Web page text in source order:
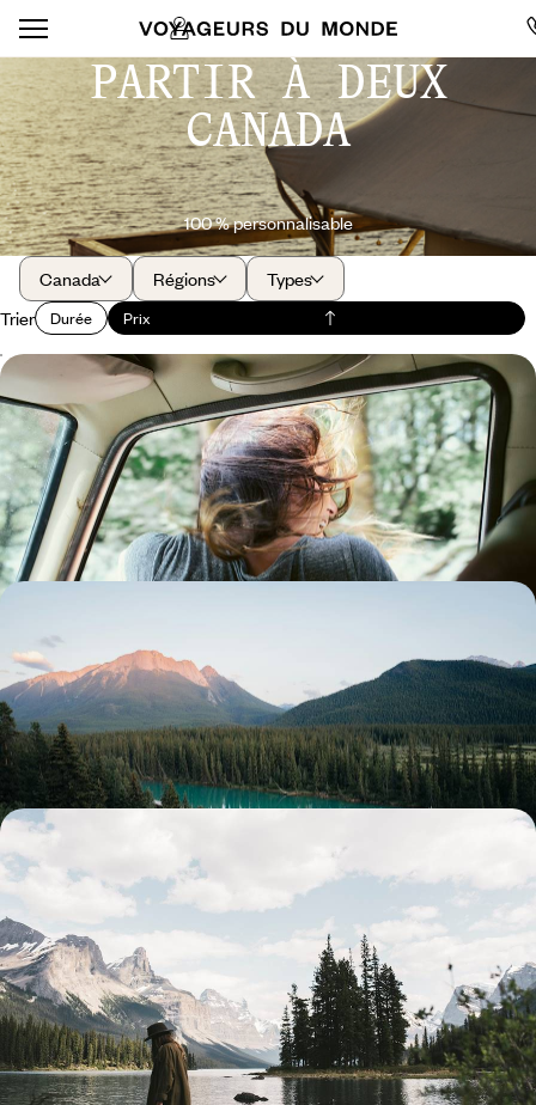
PARTIR À DEUX
CANADA
100 % personnalisable
Canada Régions
Types
Trier
Durée Prix
Yukon et Alaska - Summertime sur la dernière
frontière
Sillonner le Grand Nord américano-canadien et explorer des paysages
sauvages à couper le souffle à la faune fascinante
15 jours, de 6000 à 8000 $ CA
train d’exception
Au départ de la côte Pacifique, apprivoiser l’Ouest canadien et ses
parcs nationaux à la nature brute et grandiose
10 jours, de 7700 à 10200 $ CA
Lodges & glamping d’exception - Des Rocheuses
canadiennes à Vancouver
Serpenter à travers glaciers, forêts et cascades dans les Rocheuses
canadiennes ; reprendre ses esprits à Vancouver
13 jours, de 10200 à 12300 $ CA